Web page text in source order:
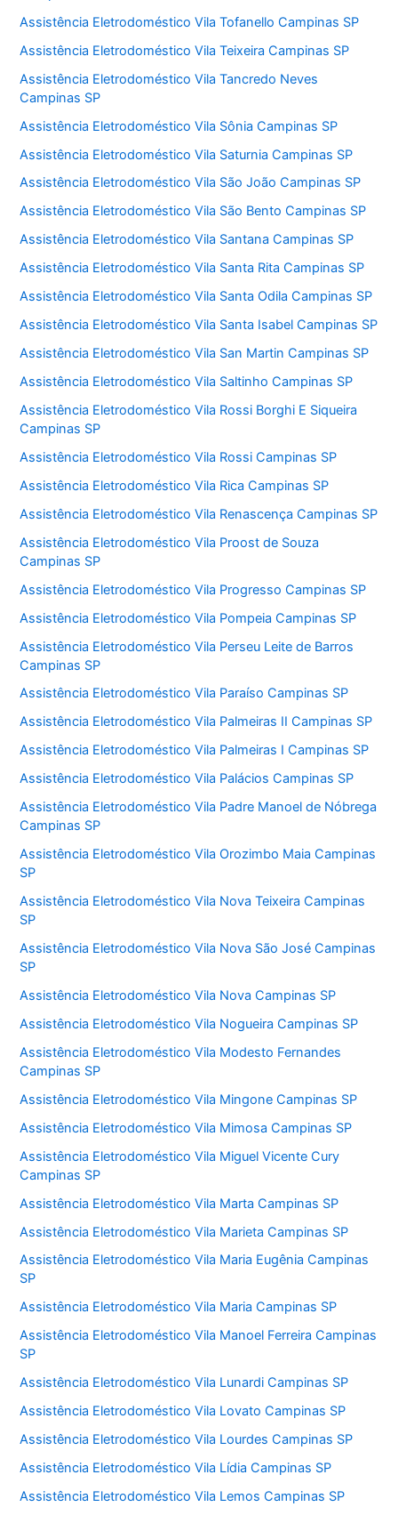
Assistência Eletrodoméstico Vila Tofanello Campinas SP
Assistência Eletrodoméstico Vila Teixeira Campinas SP
Assistência Eletrodoméstico Vila Tancredo Neves
Campinas SP
Assistência Eletrodoméstico Vila Sônia Campinas SP
Assistência Eletrodoméstico Vila Saturnia Campinas SP
Assistência Eletrodoméstico Vila São João Campinas SP
Assistência Eletrodoméstico Vila São Bento Campinas SP
Assistência Eletrodoméstico Vila Santana Campinas SP
Assistência Eletrodoméstico Vila Santa Rita Campinas SP
Assistência Eletrodoméstico Vila Santa Odila Campinas SP
Assistência Eletrodoméstico Vila Santa Isabel Campinas SP
Assistência Eletrodoméstico Vila San Martin Campinas SP
Assistência Eletrodoméstico Vila Saltinho Campinas SP
Assistência Eletrodoméstico Vila Rossi Borghi E Siqueira
Campinas SP
Assistência Eletrodoméstico Vila Rossi Campinas SP
Assistência Eletrodoméstico Vila Rica Campinas SP
Assistência Eletrodoméstico Vila Renascença Campinas SP
Assistência Eletrodoméstico Vila Proost de Souza
Campinas SP
Assistência Eletrodoméstico Vila Progresso Campinas SP
Assistência Eletrodoméstico Vila Pompeia Campinas SP
Assistência Eletrodoméstico Vila Perseu Leite de Barros
Campinas SP
Assistência Eletrodoméstico Vila Paraíso Campinas SP
Assistência Eletrodoméstico Vila Palmeiras II Campinas SP
Assistência Eletrodoméstico Vila Palmeiras I Campinas SP
Assistência Eletrodoméstico Vila Palácios Campinas SP
Assistência Eletrodoméstico Vila Padre Manoel de Nóbrega
Campinas SP
Assistência Eletrodoméstico Vila Orozimbo Maia Campinas
SP
Assistência Eletrodoméstico Vila Nova Teixeira Campinas
SP
Assistência Eletrodoméstico Vila Nova São José Campinas
SP
Assistência Eletrodoméstico Vila Nova Campinas SP
Assistência Eletrodoméstico Vila Nogueira Campinas SP
Assistência Eletrodoméstico Vila Modesto Fernandes
Campinas SP
Assistência Eletrodoméstico Vila Mingone Campinas SP
Assistência Eletrodoméstico Vila Mimosa Campinas SP
Assistência Eletrodoméstico Vila Miguel Vicente Cury
Campinas SP
Assistência Eletrodoméstico Vila Marta Campinas SP
Assistência Eletrodoméstico Vila Marieta Campinas SP
Assistência Eletrodoméstico Vila Maria Eugênia Campinas
SP
Assistência Eletrodoméstico Vila Maria Campinas SP
Assistência Eletrodoméstico Vila Manoel Ferreira Campinas
SP
Assistência Eletrodoméstico Vila Lunardi Campinas SP
Assistência Eletrodoméstico Vila Lovato Campinas SP
Assistência Eletrodoméstico Vila Lourdes Campinas SP
Assistência Eletrodoméstico Vila Lídia Campinas SP
Assistência Eletrodoméstico Vila Lemos Campinas SP